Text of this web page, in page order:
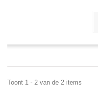
Toont 1 - 2 van de 2 items